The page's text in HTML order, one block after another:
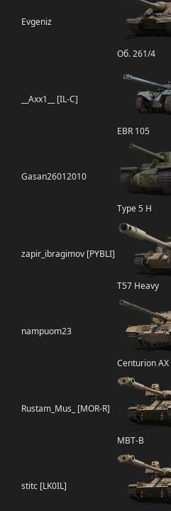
Evgeniz
Об. 261/4
__Axx1__ [IL-C]
EBR 105
Gasan26012010
Type 5 H
zapir_ibragimov [PYBLI]
T57 Heavy
nampuom23
Centurion AX
Rustam_Mus_ [MOR-R]
MBT-B
stitc [LK0IL]